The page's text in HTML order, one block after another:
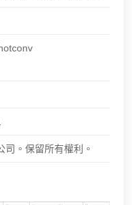
。保留所有權利。